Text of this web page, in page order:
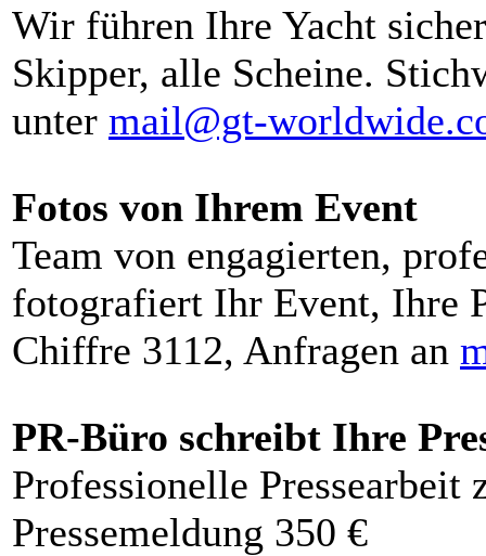
Wir führen Ihre Yacht
Skipper, alle Scheine.
unter mail@gt-
Fotos von Ihrem Event
Team von engagierten,
fotografiert Ihr Event, Ihre
Chiffre 3112, Anfragen an
PR-Büro schreibt Ihre
Professionelle Pressearbeit
Pressemeldung 350 €